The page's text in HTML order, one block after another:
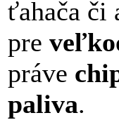
ťahača či
pre
práve
paliva.